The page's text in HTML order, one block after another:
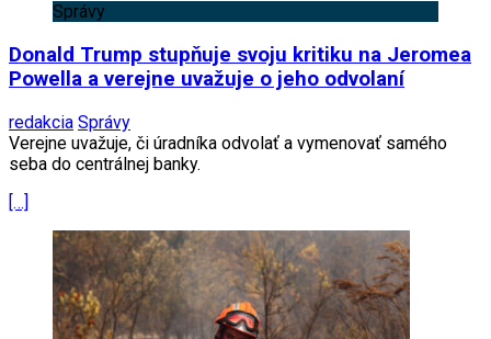
Správy
Donald Trump stupňuje svoju kritiku na Jeromea
Powella a verejne uvažuje o jeho odvolaní
redakcia Správy
Verejne uvažuje, či úradníka odvolať a vymenovať samého
seba do centrálnej banky.
[…]